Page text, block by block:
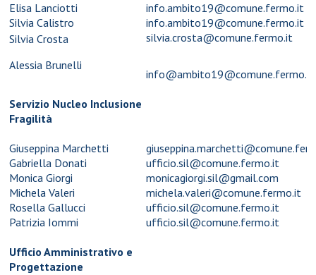
Elisa Lanciotti
info.ambito19@comune.fermo.it
Silvia Calistro
info.ambito19@comune.fermo.it
Silvia Crosta
silvia.crosta@comune.fermo.it
Alessia Brunelli
info@ambito19@comune.fermo.it
Servizio Nucleo Inclusione
Fragilità
Giuseppina Marchetti
Gabriella Donati
ufficio.sil@comune.fermo.it
Monica Giorgi
monicagiorgi.sil@gmail.com
Michela Valeri
michela.valeri@comune.fermo.it
Rosella Gallucci
ufficio.sil@comune.fermo.it
Patrizia Iommi
ufficio.sil@comune.fermo.it
Ufficio Amministrativo e
Progettazione